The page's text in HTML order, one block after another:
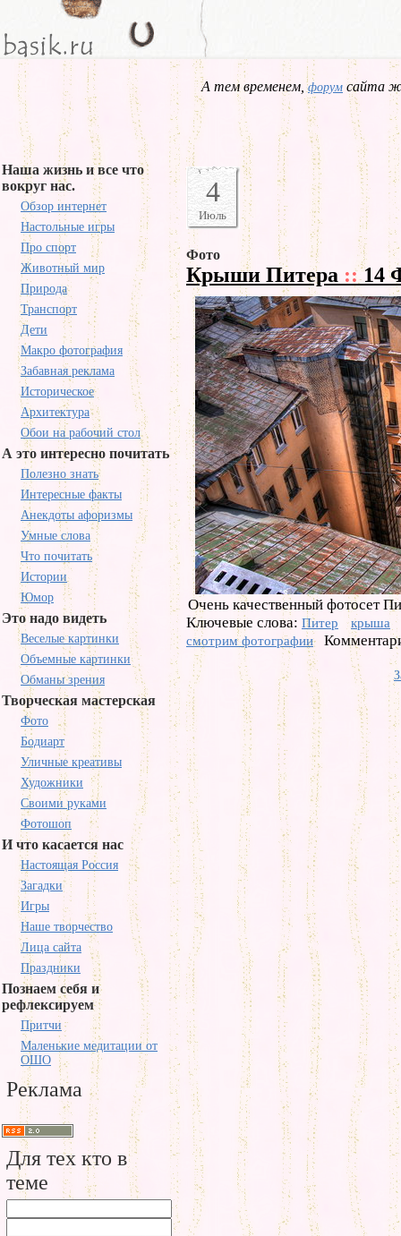
А тем временем,форум сайта
Наша жизнь и все что
вокруг нас.
Обзор интернет
Настольные игры
Про спорт
Животный мир
Природа
Транспорт
Дети
Макро фотография
Забавная реклама
Историческое
Архитектура
Обои на рабочий стол
А это интересно почитать
Полезно знать
Интересные факты
Анекдоты афоризмы
Умные слова
Что почитать
Истории
Юмор
Это надо видеть
Веселые картинки
Объемные картинки
Обманы зрения
Творческая мастерская
Фото
Бодиарт
Уличные креативы
Художники
Своими руками
Фотошоп
И что касается нас
Настоящая Россия
Загадки
Игры
Наше творчество
Лица сайта
Праздники
Познаем себя и
рефлексируем
Притчи
Маленькие медитации от
ОШО
Реклама
Для тех кто в
теме
4
Июль
Фото
Крыши Питера ::14
Очень качественный фотосет
Ключевые слова: Питер
крыша
смотрим фотографии